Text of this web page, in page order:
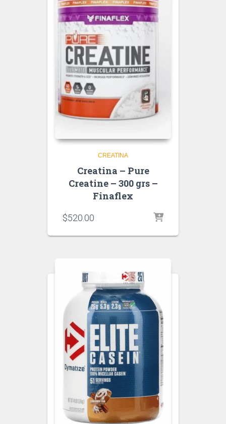
CREATINA
Creatina – Pure
Creatine – 300 grs –
Finaflex
$520.00